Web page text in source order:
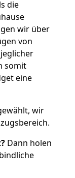
die
wir über
von
somit
eine
wir
Dann holen